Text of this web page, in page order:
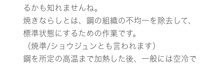
るかも知れませんね。
焼きならしとは、鋼の組織の不均一を除去して、
標準状態にするための作業です。
（焼準/ショウジュンとも言われます）
鋼を所定の高温まで加熱した後、一般には空冷で